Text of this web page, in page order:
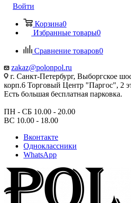
Войти
Корзина0
Избранные товары0
Сравнение товаров0
zakaz@polonpol.ru
г. Санкт-Петербург, Выборгское
корп.6 Торговый Центр "Паргос", 2
Есть большая бесплатная парковка.
ПН - СБ 10.00 - 20.00
ВС 10.00 - 18.00
Вконтакте
Одноклассники
WhatsApp